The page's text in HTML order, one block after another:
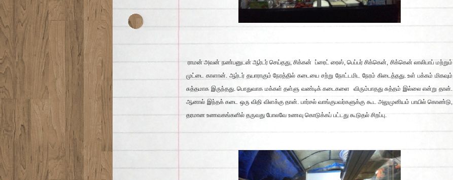
ராமன் அவன் நண்பனுடன் ஆர்டர் செய்தது, சிக்கன் ப்ரைட் ரைஸ், பெப்பர் சிக்கென், சிக்கென் லாலிபாப் மற்றும்
முட்டை காளான். ஆர்டர் தயாராகும் நேரத்தில் கடையை சற்று நோட்டமிட நேரம் கிடைத்தது. உள் பக்கம் மிகவும்
சுத்தமாக இருந்தது. பொதுவாக மக்கள் தள்ளு வண்டிக் கடைகளை விரும்பாதது சுத்தம் இல்லை என்று தான்.
ஆனால் இந்தக் கடை ஒரு விதி விளக்கு தான். பார்சல் வாங்குபவர்களுக்கு கூட அலுமுனியம் பாயில் கொண்டு,
தரமான உணவகங்களில் தருவது போலவே உணவு கொடுக்கப் பட்டது கூடுதல் சிறப்பு.